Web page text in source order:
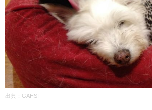
出典：GAHSI